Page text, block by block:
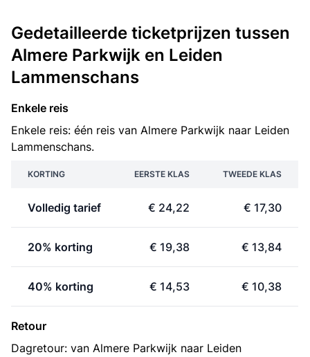
Gedetailleerde ticketprijzen tussen
Almere Parkwijk en Leiden
Lammenschans
Enkele reis
Enkele reis: één reis van Almere Parkwijk naar Leiden
Lammenschans.
KORTING EERSTE KLAS TWEEDE KLAS
Volledig tarief € 24,22 € 17,30
20% korting € 19,38 € 13,84
40% korting € 14,53 € 10,38
Retour
Dagretour: van Almere Parkwijk naar Leiden